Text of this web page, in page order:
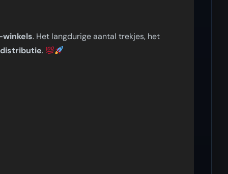
. Het langdurige aantal trekjes, het
.